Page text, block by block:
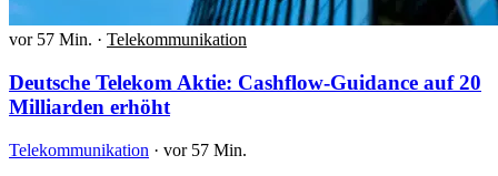
vor 57 Min. · Telekommunikation
Deutsche Telekom Aktie: Cashflow-Guidance auf 20
Milliarden erhöht
Telekommunikation · vor 57 Min.